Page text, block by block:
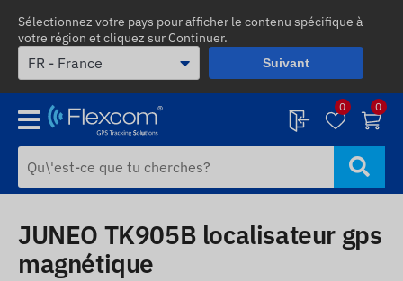
Sélectionnez votre pays pour afficher le contenu spécifique à
votre région et cliquez sur Continuer.
Suivant
0 0
JUNEO TK905B localisateur gps
magnétique